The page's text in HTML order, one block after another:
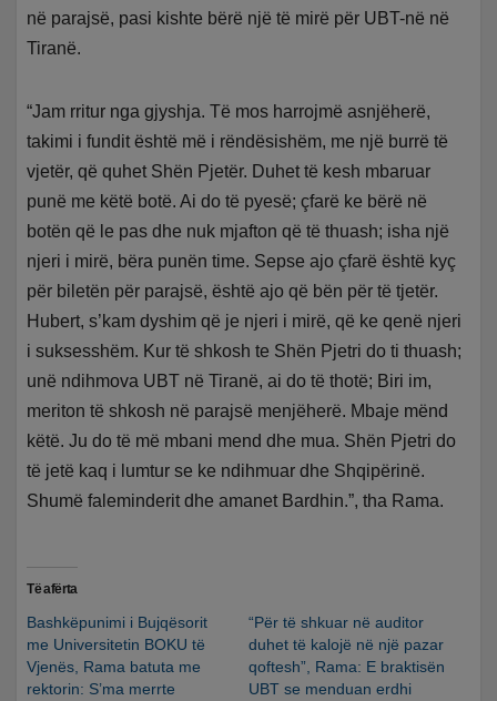
në parajsë, pasi kishte bërë një të mirë për UBT-në në
Tiranë.
“Jam rritur nga gjyshja. Të mos harrojmë asnjëherë,
takimi i fundit është më i rëndësishëm, me një burrë të
vjetër, që quhet Shën Pjetër. Duhet të kesh mbaruar
punë me këtë botë. Ai do të pyesë; çfarë ke bërë në
botën që le pas dhe nuk mjafton që të thuash; isha një
njeri i mirë, bëra punën time. Sepse ajo çfarë është kyç
për biletën për parajsë, është ajo që bën për të tjetër.
Hubert, s’kam dyshim që je njeri i mirë, që ke qenë njeri
i suksesshëm. Kur të shkosh te Shën Pjetri do ti thuash;
unë ndihmova UBT në Tiranë, ai do të thotë; Biri im,
meriton të shkosh në parajsë menjëherë. Mbaje mënd
këtë. Ju do të më mbani mend dhe mua. Shën Pjetri do
të jetë kaq i lumtur se ke ndihmuar dhe Shqipërinë.
Shumë faleminderit dhe amanet Bardhin.”, tha Rama.
Të afërta
Bashkëpunimi i Bujqësorit
me Universitetin BOKU të
Vjenës, Rama batuta me
rektorin: S’ma merrte
“Për të shkuar në auditor
duhet të kalojë në një pazar
qoftesh”, Rama: E braktisën
UBT se menduan erdhi